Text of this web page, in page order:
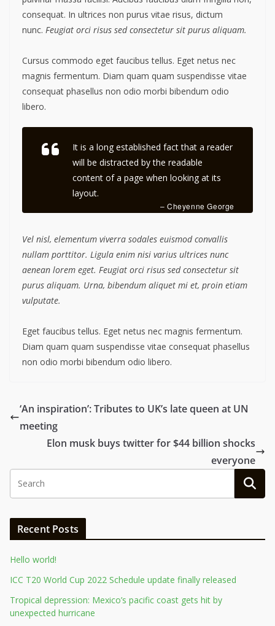
consequat. In ultrices non purus vitae risus, dictum
nunc. Feugiat orci risus sed consectetur sit purus aliquam.
Cursus commodo eget faucibus tellus. Eget netus nec
magnis fermentum. Diam quam quam suspendisse vitae
consequat phasellus non odio morbi bibendum odio
libero.
It is a long established fact that a reader
will be distracted by the readable
content of a page when looking at its
layout.
– Cheyenne George
Vel nisl, elementum viverra sodales euismod convallis
nullam porttitor. Ligula enim nisi varius ultrices nunc
aenean lorem eget. Feugiat orci risus sed consectetur sit
purus aliquam. Urna, bibendum aliquet mi et, proin etiam
vulputate.
Eget faucibus tellus. Eget netus nec magnis fermentum.
Diam quam quam suspendisse vitae consequat phasellus
non odio morbi bibendum odio libero.
‘An inspiration’: Tributes to UK’s late queen at UN
meeting
Elon musk buys twitter for $44 billion shocks
everyone
Recent Posts
Hello world!
ICC T20 World Cup 2022 Schedule update finally released
Tropical depression: Mexico’s pacific coast gets hit by
unexpected hurricane